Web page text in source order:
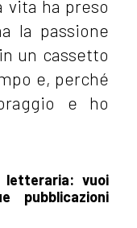
vita ha preso
la passione
un cassetto
e, perché
e ho
vuoi